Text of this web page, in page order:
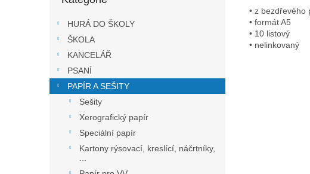
HURÁ DO ŠKOLY
ŠKOLA
KANCELÁŘ
PSANÍ
PAPÍR A SEŠITY
Sešity
Xerografický papír
Speciální papír
Kartony rýsovací, kreslící, náčrtníky,
...
• z bezdřevého
• formát A5
• 10 listový
• nelinkovaný